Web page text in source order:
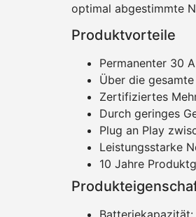
optimal abgestimmte
Produktvorteile
Permanenter 30
Über die
Zertifiziertes
Durch geringes
Plug an Play
Leistungsstarke
10 Jahre